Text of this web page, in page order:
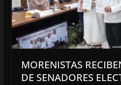
MORENISTAS
DE SENADORES